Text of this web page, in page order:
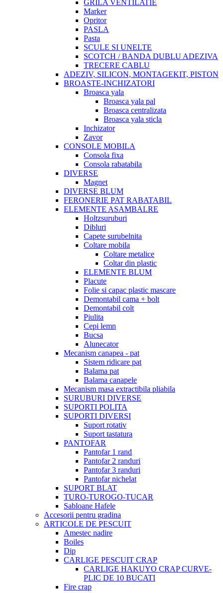
GRILA VENTILATIE
Marker
Opritor
PASLA
Pasta
SCULE SI UNELTE
SCOTCH / BANDA DUBLU ADEZIVA
TRECERE CABLU
ADEZIV, SILICON, MONTAGEKIT, PISTON
BROASTE-INCHIZATORI
Broasca yala
Broasca yala pal
Broasca centralizata
Broasca yala sticla
Inchizator
Zavor
CONSOLE MOBILA
Consola fixa
Consola rabatabila
DIVERSE
Magnet
DIVERSE BLUM
FERONERIE PAT RABATABIL
ELEMENTE ASAMBALRE
Holtzsuruburi
Dibluri
Capete surubelnita
Coltare mobila
Coltare metalice
Coltar din plastic
ELEMENTE BLUM
Placute
Folie si capac plastic mascare
Demontabil cama + bolt
Demontabil colt
Piulita
Cepi lemn
Bucsa
Alunecator
Mecanism canapea - pat
Sistem ridicare pat
Balama pat
Balama canapele
Mecanism masa extractibila pliabila
SURUBURI DIVERSE
SUPORTI POLITA
SUPORTI DIVERSI
Suport rotativ
Suport tastatura
PANTOFAR
Pantofar 1 rand
Pantofar 2 randuri
Pantofar 3 randuri
Pantofar nichelat
SUPORT BLAT
TURO-TUROGO-TUCAR
Sabloane Hafele
Accesorii pentru gradina
ARTICOLE DE PESCUIT
Amestec nadire
Boiles
Dip
CARLIGE PESCUIT CRAP
CARLIGE HAKUYO CRAP CURVE-
PLIC DE 10 BUCATI
Fire crap